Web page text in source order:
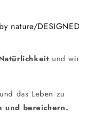
nature/DESIGNED
und wir
das Leben zu
und bereichern.